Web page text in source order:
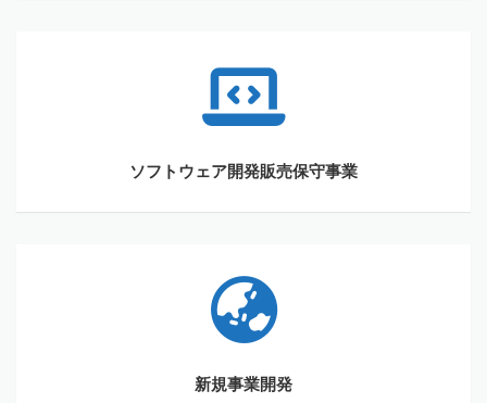
ソフトウェア開発販売保守事業
新規事業開発